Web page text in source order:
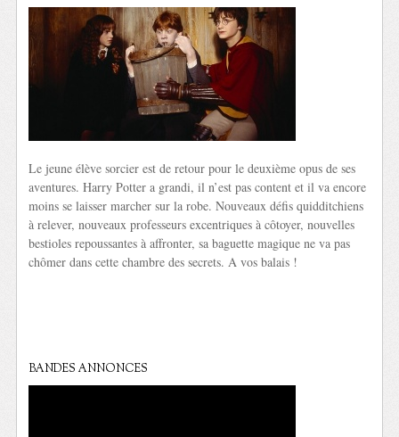
Le jeune élève sorcier est de retour pour le deuxième opus de ses
aventures. Harry Potter a grandi, il n’est pas content et il va encore
moins se laisser marcher sur la robe. Nouveaux défis quidditchiens
à relever, nouveaux professeurs excentriques à côtoyer, nouvelles
bestioles repoussantes à affronter, sa baguette magique ne va pas
chômer dans cette chambre des secrets. A vos balais !
BANDES ANNONCES